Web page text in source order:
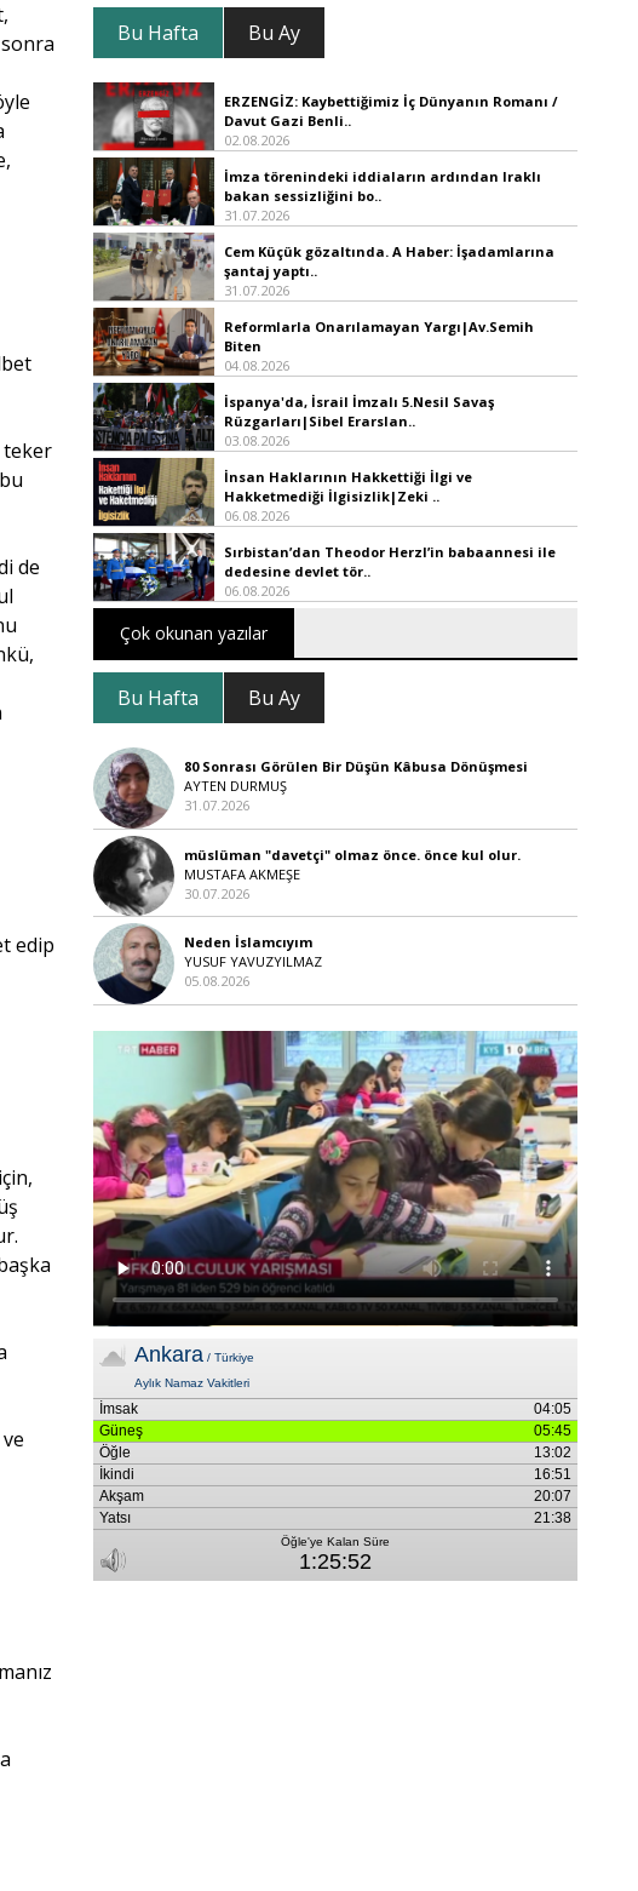
teker
de
edip
Bu Hafta Bu Ay
ERZENGİZ: Kaybettiğimiz İç Dünyanın Romanı /
Davut Gazi Benli..
02.08.2026
İmza törenindeki iddiaların ardından Iraklı
bakan sessizliğini bo..
31.07.2026
Cem Küçük gözaltında. A Haber: İşadamlarına
şantaj yaptı..
31.07.2026
Reformlarla Onarılamayan Yargı|Av.Semih
Biten
04.08.2026
İspanya'da, İsrail İmzalı 5.Nesil Savaş
Rüzgarları|Sibel Erarslan..
03.08.2026
İnsan Haklarının Hakkettiği İlgi ve
Hakketmediği İlgisizlik|Zeki ..
06.08.2026
Sırbistan’dan Theodor Herzl’in babaannesi ile
dedesine devlet tör..
06.08.2026
Çok okunan yazılar
Bu Hafta Bu Ay
80 Sonrası Görülen Bir Düşün Kâbusa Dönüşmesi
AYTEN DURMUŞ
31.07.2026
müslüman "davetçi" olmaz önce. önce kul olur.
MUSTAFA AKMEŞE
30.07.2026
Neden İslamcıyım
YUSUF YAVUZYILMAZ
05.08.2026